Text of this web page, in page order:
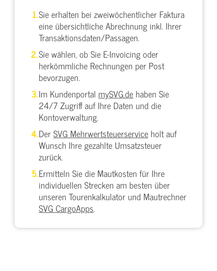
Sie erhalten bei zweiwöchentlicher Faktura
eine übersichtliche Abrechnung inkl. Ihrer
Transaktionsdaten/Passagen.
Sie wählen, ob Sie E-Invoicing oder
herkömmliche Rechnungen per Post
bevorzugen.
Im Kundenportal mySVG.de haben Sie
24/7 Zugriff auf Ihre Daten und die
Kontoverwaltung.
DerSVG Mehrwertsteuerservice holt auf
Wunsch Ihre gezahlte Umsatzsteuer
zurück.
Ermitteln Sie die Mautkosten für Ihre
individuellen Strecken am besten über
unseren Tourenkalkulator und Mautrechner
SVG CargoApps.